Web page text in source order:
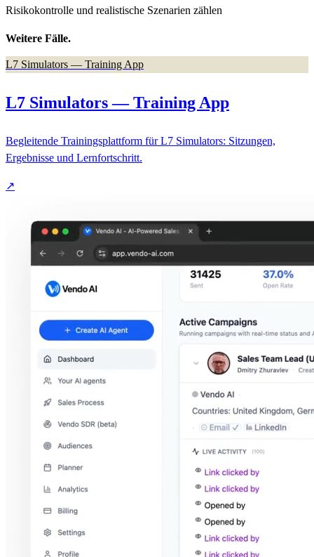
Risikokontrolle und realistische Szenarien zählen
Weitere Fälle.
L7 Simulators — Training App
L7 Simulators — Training App
Begleitende Trainingsplattform für L7 Simulators: Sitzungen,
Ergebnisse und Lernfortschritt.
↗